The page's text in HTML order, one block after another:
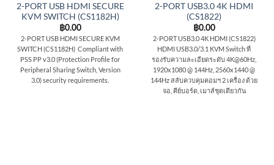
2-PORT USB HDMI SECURE
KVM SWITCH (CS1182H)
฿0.00
2-PORT USB HDMI SECURE KVM
SWITCH (CS1182H) Compliant with
PSS PP v3.0 (Protection Profile for
Peripheral Sharing Switch, Version
3.0) security requirements.
2-PORT USB3.0 4K HDMI
(CS1822)
฿0.00
2-PORT USB3.0 4K HDMI (CS1822)
HDMI USB3.0/3.1 KVM Switch ที่
รองรับความละเอียดระดับ 4K@60Hz,
1920x1080 @ 144Hz, 2560x1440 @
144Hz สลับควบคุมคอมฯ 2 เครื่อง ด้วย
จอ, คีย์บอร์ด, เมาส์ชุดเดียวกัน